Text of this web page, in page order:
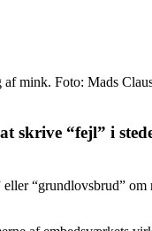
mink. Foto: Mads
skrive “fejl” i
“grundlovsbrud” om